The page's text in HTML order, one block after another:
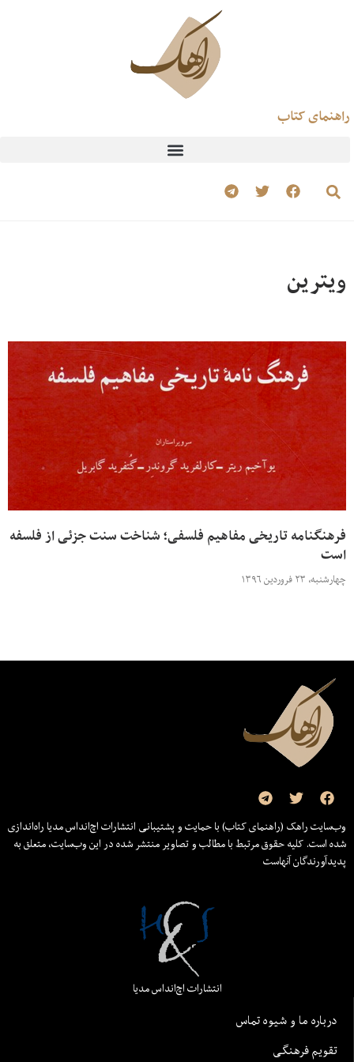
راهنمای کتاب
ویترین
فرهنگنامه تاریخی مفاهیم فلسفی؛ شناخت سنت جزئی از فلسفه
است
چهارشنبه، ۲۳ فروردین ۱۳۹۶
وب‌سایت راهک (راهنمای کتاب) با حمایت و پشتیبانی انتشارات اچ‌اند‌اس مدیا راه‌اندازی
شده است. کلیه حقوق مرتبط با مطالب و تصاویر منتشر شده در این وب‌سایت، متعلق به
پدیدآورندگان آنهاست
انتشارات اچ‌اند‌اس مدیا
درباره ما و شیوه تماس
تقویم فرهنگی